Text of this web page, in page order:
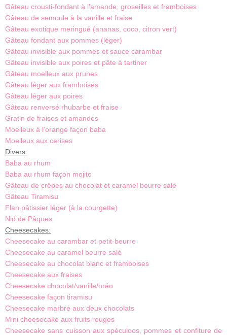
Gâteau crousti-fondant à l'amande, groseilles et framboises
Gâteau de semoule à la vanille et fraise
Gâteau exotique meringué (ananas, coco, citron vert)
Gâteau fondant aux pommes (léger)
Gâteau invisible aux pommes et sauce carambar
Gâteau invisible aux poires et pâte à tartiner
Gâteau moelleux aux prunes
Gâteau léger aux framboises
Gâteau léger aux poires
Gâteau renversé rhubarbe et fraise
Gratin de fraises et amandes
Moelleux à l'orange façon baba
Moelleux aux cerises
Divers:
Baba au rhum
Baba au rhum façon mojito
Gâteau de crêpes au chocolat et caramel beurre salé
Gâteau Tiramisu
Flan pâtissier léger (à la courgette)
Nid de Pâques
Cheesecakes:
Cheesecake au carambar et petit-beurre
Cheesecake au caramel beurre salé
Cheesecake au chocolat blanc et framboises
Cheesecake aux fraises
Cheesecake chocolat/vanille/oréo
Cheesecake façon tiramisu
Cheesecake marbré aux deux chocolats
Mini cheesecake aux fruits rouges
Cheesecake sans cuisson aux spéculoos, pommes et confiture de